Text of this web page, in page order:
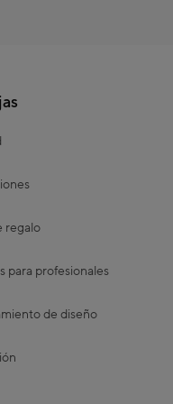
regalo
para profesionales
de diseño